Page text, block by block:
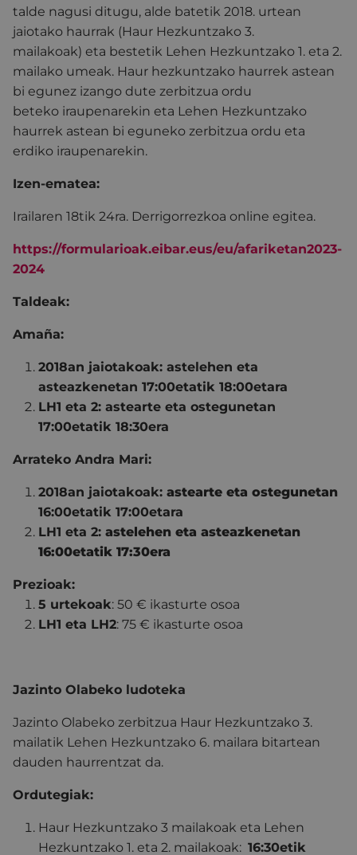
talde nagusi ditugu, alde batetik 2018. urtean
jaiotako haurrak (Haur Hezkuntzako 3.
mailakoak) eta bestetik Lehen Hezkuntzako 1. eta 2.
mailako umeak. Haur hezkuntzako haurrek astean
bi egunez izango dute zerbitzua ordu
beteko iraupenarekin eta Lehen Hezkuntzako
haurrek astean bi eguneko zerbitzua ordu eta
erdiko iraupenarekin.
Izen-ematea:
Irailaren 18tik 24ra. Derrigorrezkoa online egitea.
https://formularioak.eibar.eus/eu/afariketan2023-
2024
Taldeak:
Amaña:
2018an jaiotakoak: astelehen eta
asteazkenetan 17:00etatik 18:00etara
LH1 eta 2: astearte eta ostegunetan
17:00etatik 18:30era
Arrateko Andra Mari:
2018an jaiotakoak: astearte eta ostegunetan
16:00etatik 17:00etara
LH1 eta 2: astelehen eta asteazkenetan
16:00etatik 17:30era
Prezioak:
5 urtekoak: 50 € ikasturte osoa
LH1 eta LH2: 75 € ikasturte osoa
Jazinto Olabeko ludoteka
Jazinto Olabeko zerbitzua Haur Hezkuntzako 3.
mailatik Lehen Hezkuntzako 6. mailara bitartean
dauden haurrentzat da.
Ordutegiak:
Haur Hezkuntzako 3 mailakoak eta Lehen
Hezkuntzako 1. eta 2. mailakoak: 16:30etik